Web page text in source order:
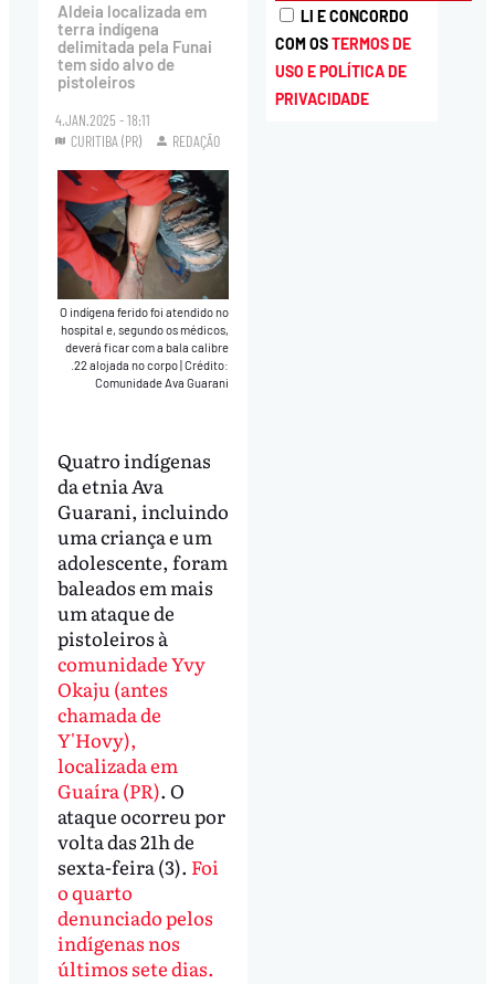
Aldeia localizada em
terra indígena
delimitada pela Funai
tem sido alvo de
pistoleiros
4.JAN.2025 - 18:11
CURITIBA (PR)
REDAÇÃO
O indígena ferido foi atendido no
hospital e, segundo os médicos,
deverá ficar com a bala calibre
.22 alojada no corpo|Crédito:
Comunidade Ava Guarani
Quatro indígenas
da etnia Ava
Guarani, incluindo
uma criança e um
adolescente, foram
baleados em mais
um ataque de
pistoleiros à
comunidade Yvy
Okaju (antes
chamada de
Y'Hovy),
localizada em
Guaíra (PR). O
ataque ocorreu por
volta das 21h de
sexta-feira (3). Foi
o quarto
denunciado pelos
indígenas nos
últimos sete dias.
LI E CONCORDO
COM OSTERMOS DE
USO E POLÍTICA DE
PRIVACIDADE